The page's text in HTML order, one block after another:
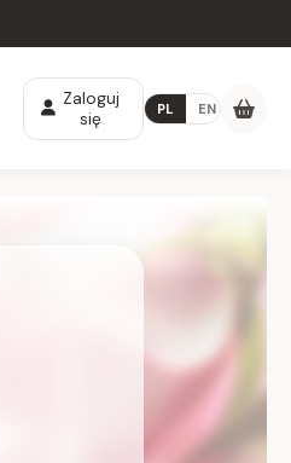
Zaloguj
się
PL EN